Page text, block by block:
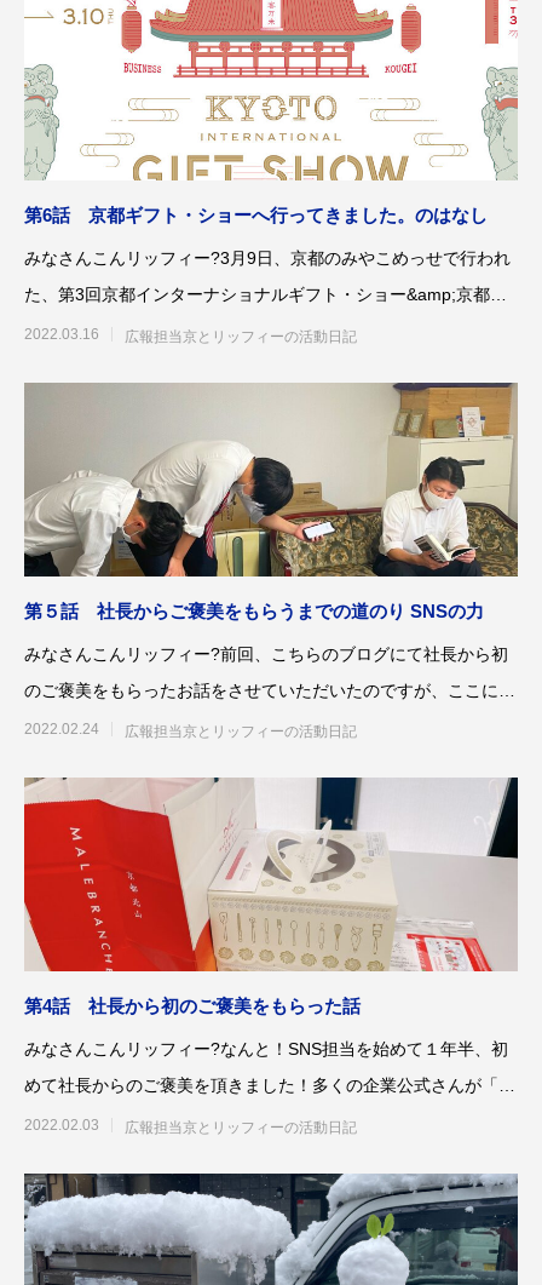
第6話 京都ギフト・ショーへ行ってきました。のはなし
みなさんこんリッフィー?3月9日、京都のみやこめっせで行われ
た、第3回京都インターナショナルギフト・ショー&amp;京都知
恵産業フェア20
2022.03.16 広報担当京とリッフィーの活動日記
第５話 社長からご褒美をもらうまでの道のり SNSの力
みなさんこんリッフィー?前回、こちらのブログにて社長から初
のご褒美をもらったお話をさせていただいたのですが、ここに到
達するまで長い道のりが
2022.02.24 広報担当京とリッフィーの活動日記
第4話 社長から初のご褒美をもらった話
みなさんこんリッフィー?なんと！SNS担当を始めて１年半、初
めて社長からのご褒美を頂きました！多くの企業公式さんが「〇
〇達成で社長か
2022.02.03 広報担当京とリッフィーの活動日記